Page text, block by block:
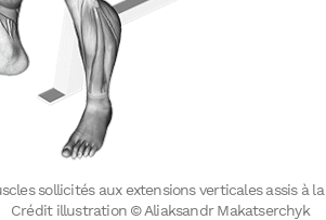
sollicités aux extensions verticales assis à
Crédit illustration © Aliaksandr Makatserchyk